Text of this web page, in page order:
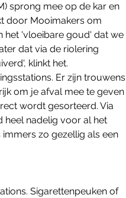
sprong mee op de kar en
door Mooimakers om
het 'vloeibare goud' dat we
dat via de riolering
klinkt het.
Er zijn trouwens
om je afval mee te geven
wordt gesorteerd. Via
heel nadelig voor al het
zo gezellig als een
Sigarettenpeuken of